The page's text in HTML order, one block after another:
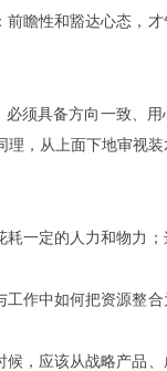
瞻性和豁达心态，
须具备方向一致、用
理，从上面下地审视
一定的人力和物力；
作中如何把资源整合
，应该从战略产品、